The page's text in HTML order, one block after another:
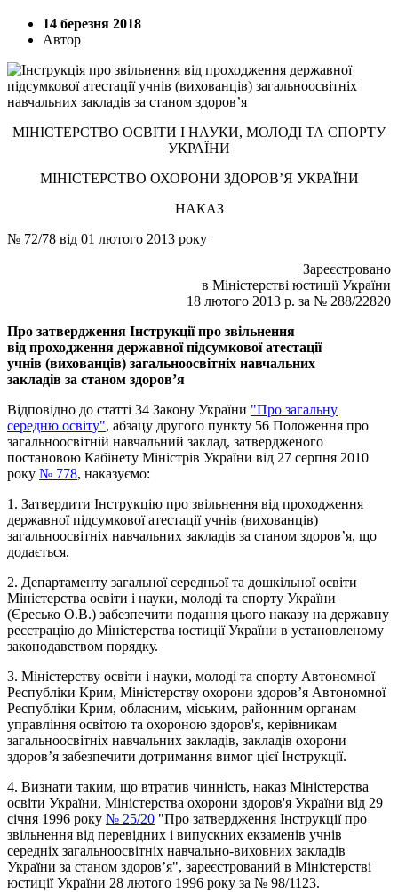
14 березня 2018
Автор
МІНІСТЕРСТВО ОСВІТИ І НАУКИ, МОЛОДІ ТА СПОРТУ
УКРАЇНИ
МІНІСТЕРСТВО ОХОРОНИ ЗДОРОВ’Я УКРАЇНИ
НАКАЗ
№ 72/78 від 01 лютого 2013 року
Зареєстровано
в Міністерстві юстиції України
18 лютого 2013 р. за № 288/22820
Про затвердження Інструкції про звільнення
від проходження державної підсумкової атестації
учнів (вихованців) загальноосвітніх навчальних
закладів за станом здоров’я
Відповідно до статті 34 Закону України "Про загальну
середню освіту", абзацу другого пункту 56 Положення про
загальноосвітній навчальний заклад, затвердженого
постановою Кабінету Міністрів України від 27 серпня 2010
року № 778, наказуємо:
1. Затвердити Інструкцію про звільнення від проходження
державної підсумкової атестації учнів (вихованців)
загальноосвітніх навчальних закладів за станом здоров’я, що
додається.
2. Департаменту загальної середньої та дошкільної освіти
Міністерства освіти і науки, молоді та спорту України
(Єресько О.В.) забезпечити подання цього наказу на державну
реєстрацію до Міністерства юстиції України в установленому
законодавством порядку.
3. Міністерству освіти і науки, молоді та спорту Автономної
Республіки Крим, Міністерству охорони здоров’я Автономної
Республіки Крим, обласним, міським, районним органам
управління освітою та охороною здоров'я, керівникам
загальноосвітніх навчальних закладів, закладів охорони
здоров’я забезпечити дотримання вимог цієї Інструкції.
4. Визнати таким, що втратив чинність, наказ Міністерства
освіти України, Міністерства охорони здоров'я України від 29
січня 1996 року № 25/20 "Про затвердження Інструкції про
звільнення від перевідних і випускних екзаменів учнів
середніх загальноосвітніх навчально-виховних закладів
України за станом здоров’я", зареєстрований в Міністерстві
юстиції України 28 лютого 1996 року за № 98/1123.